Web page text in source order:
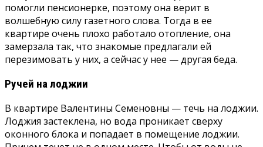
помогли пенсионерке, поэтому она верит в
волшебную силу газетного слова. Тогда в ее
квартире очень плохо работало отопление, она
замерзала так, что знакомые предлагали ей
перезимовать у них, а сейчас у нее — другая беда.
Ручей на лоджии
В квартире Валентины Семеновны — течь на лоджии.
Лоджия застеклена, но вода проникает сверху
оконного блока и попадает в помещение лоджии.